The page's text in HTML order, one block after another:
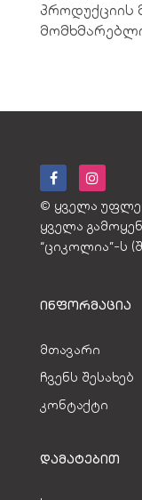
პროდუქციის
© ყველა
ყველა
“ციკოლია”-ს
ᲘᲜᲤᲝᲠᲛᲐᲪᲘᲐ
მთავარი
ჩვენს შესახებ
კონტაქტი
ᲓᲐᲛᲐᲢᲔᲑᲘᲗ